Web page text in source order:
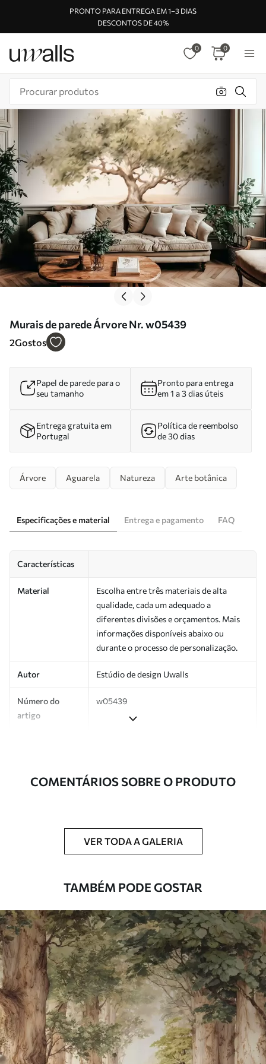
PRONTO PARA ENTREGA EM 1–3 DIAS
DESCONTOS DE 40%
0 0
Murais de parede Árvore Nr. w05439
2Gostos
Papel de parede para o
seu tamanho
Pronto para entrega
em 1 a 3 dias úteis
Entrega gratuita em
Portugal
Política de reembolso
de 30 dias
Árvore Aguarela Natureza Arte botânica
Especificações e material Entrega e pagamento FAQ
Características
Material
Escolha entre três materiais de alta
qualidade, cada um adequado a
diferentes divisões e orçamentos. Mais
informações disponíveis abaixo ou
durante o processo de personalização.
Autor Estúdio de design Uwalls
Número do
artigo
w05439
rolos de até 50 cm de largura.
revestimento de verniz podem ser limpos
com água.
Método de
aplicação
Aplicação perfeita
Materiais disponíveis
Standard
45.0027.00€/m²
Premium
COMENTÁRIOS SOBRE O PRODUTO
VER TODA A GALERIA
TAMBÉM PODE GOSTAR